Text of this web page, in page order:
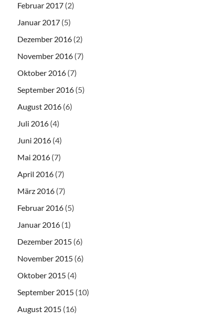
Februar 2017 (2)
Januar 2017 (5)
Dezember 2016 (2)
November 2016 (7)
Oktober 2016 (7)
September 2016 (5)
August 2016 (6)
Juli 2016 (4)
Juni 2016 (4)
Mai 2016 (7)
April 2016 (7)
März 2016 (7)
Februar 2016 (5)
Januar 2016 (1)
Dezember 2015 (6)
November 2015 (6)
Oktober 2015 (4)
September 2015 (10)
August 2015 (16)